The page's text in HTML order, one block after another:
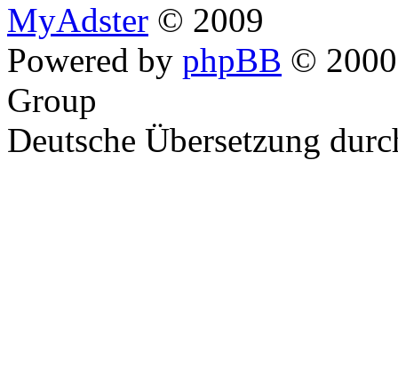
MyAdster © 2009
Powered by phpBB ©
Group
Deutsche Übersetzung